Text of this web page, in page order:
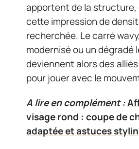
apportent de la
cette impression de
recherchée. Le carré
modernisé ou un dégradé
deviennent alors des
pour jouer avec le
A lire en complément :
visage rond : coupe de
adaptée et astuces